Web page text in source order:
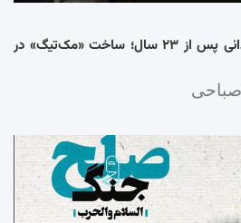
بازگشت دنی دویتو به کارگردانی پس از ۲۳ سال؛ ساخت «مک‌تیگ» در